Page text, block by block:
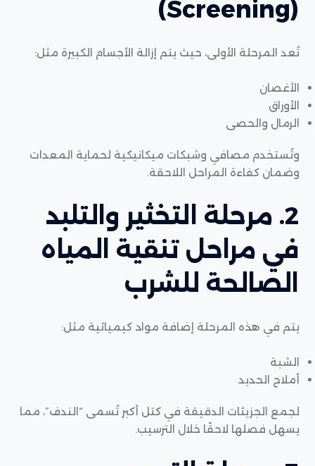
(Screening)
تُعد المرحلة الأولى، حيث يتم إزالة الأجسام الكبيرة مثل:
الأغصان
الأوراق
الرمال والحصى
وتُستخدم مصافي وشبكات ميكانيكية لحماية المعدات
وضمان كفاءة المراحل اللاحقة.
2. مرحلة التخثير والتلبد
في مراحل تنقية المياه
الصالحة للشرب
يتم في هذه المرحلة إضافة مواد كيميائية مثل:
الشبة
أملاح الحديد
لجمع الجزيئات الدقيقة في كتل أكبر تُسمى “الندف”، مما
يسهل فصلها لاحقًا خلال الترسيب.